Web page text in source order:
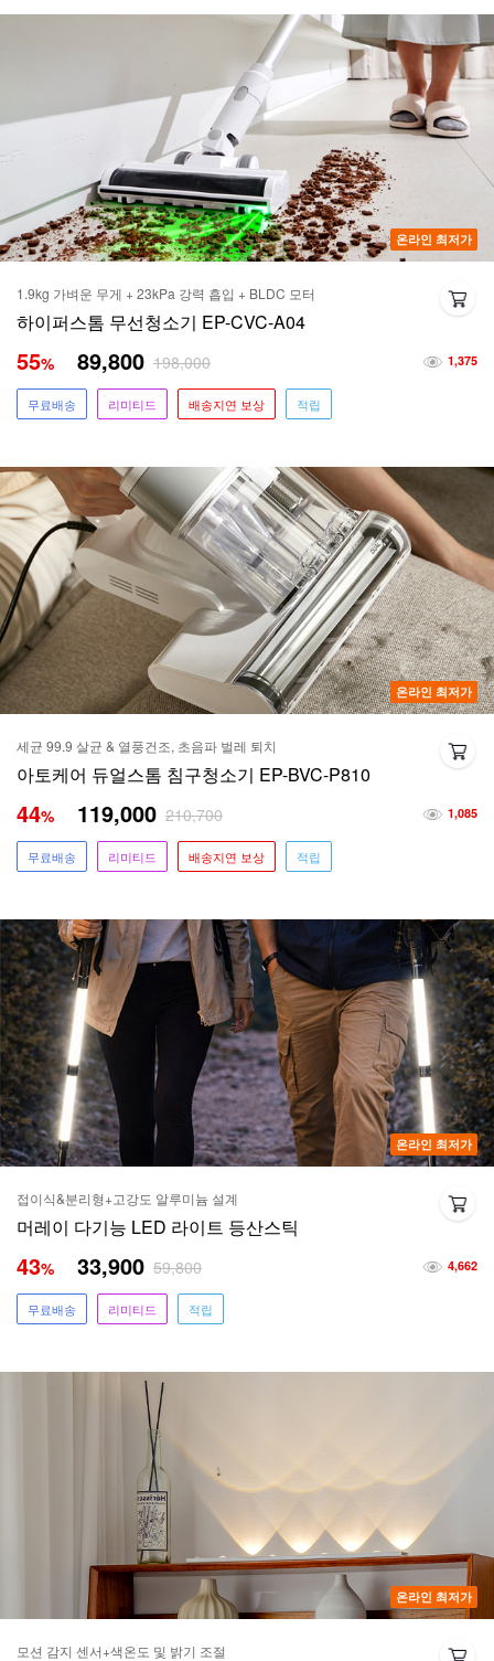
온라인 최저가
1.9kg 가벼운 무게 + 23kPa 강력 흡입 + BLDC 모터
하이퍼스톰 무선청소기 EP-CVC-A04
1,375
55% 89,800 198,000
무료배송 리미티드 배송지연 보상 적립
온라인 최저가
세균 99.9 살균 & 열풍건조, 초음파 벌레 퇴치
아토케어 듀얼스톰 침구청소기 EP-BVC-P810
1,085
44% 119,000 210,700
무료배송 리미티드 배송지연 보상 적립
온라인 최저가
접이식&분리형+고강도 알루미늄 설계
머레이 다기능 LED 라이트 등산스틱
4,662
43% 33,900 59,800
무료배송 리미티드 적립
온라인 최저가
모션 감지 센서+색온도 및 밝기 조절